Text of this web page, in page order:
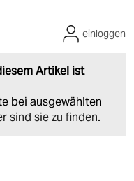
Artikel ist
bei ausgewählten
sind sie zu finden.
einloggen